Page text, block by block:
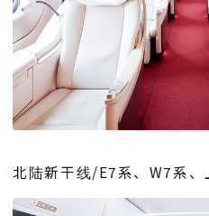
北陆新干线/E7系、W7系